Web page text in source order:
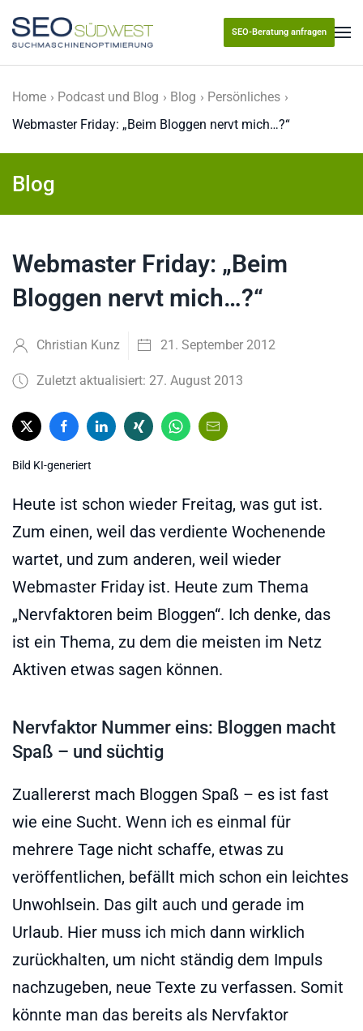
Skip to main content
SEO-Beratung anfragen
Home Podcast und Blog Blog
Persönliches
Webmaster Friday: „Beim Bloggen nervt mich…?“
Blog
Webmaster Friday: „Beim
Bloggen nervt mich…?“
Christian Kunz 21. September 2012
Zuletzt aktualisiert: 27. August 2013
Bild KI-generiert
Heute ist schon wieder Freitag, was gut ist.
Zum einen, weil das verdiente Wochenende
wartet, und zum anderen, weil wieder
Webmaster Friday ist. Heute zum Thema
„Nervfaktoren beim Bloggen“. Ich denke, das
ist ein Thema, zu dem die meisten im Netz
Aktiven etwas sagen können.
Nervfaktor Nummer eins: Bloggen macht
Spaß – und süchtig
Zuallererst mach Bloggen Spaß – es ist fast
wie eine Sucht. Wenn ich es einmal für
mehrere Tage nicht schaffe, etwas zu
veröffentlichen, befällt mich schon ein leichtes
Unwohlsein. Das gilt auch und gerade im
Urlaub. Hier muss ich mich dann wirklich
zurückhalten, um nicht ständig dem Impuls
nachzugeben, neue Texte zu verfassen. Somit
könnte man das bereits als Nervfaktor